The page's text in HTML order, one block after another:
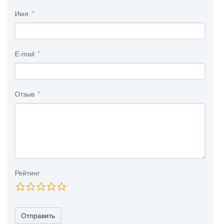
Имя
E-mail
Отзыв
Рейтинг
Отправить